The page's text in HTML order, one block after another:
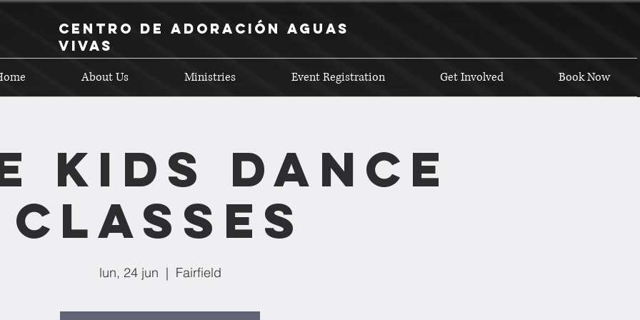
Centro de Adoración Aguas
Vivas
About Us Ministries Event Registration Get Involved Book Now
KIDS DANCE
CLASSES
lun, 24 jun
  |
Fairfield